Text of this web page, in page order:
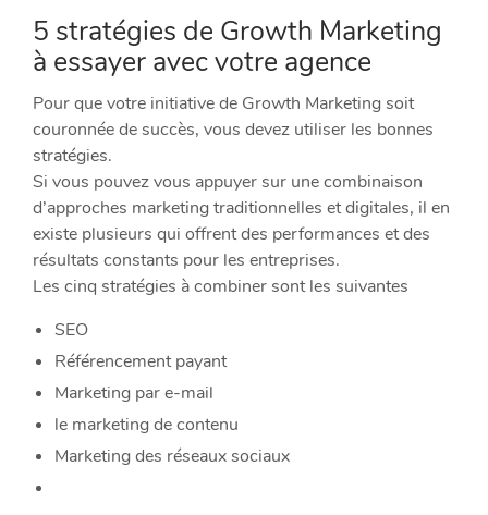
5 stratégies de Growth Marketing
à essayer avec votre agence
Pour que votre initiative de Growth Marketing soit
couronnée de succès, vous devez utiliser les bonnes
stratégies.
Si vous pouvez vous appuyer sur une combinaison
d’approches marketing traditionnelles et digitales, il en
existe plusieurs qui offrent des performances et des
résultats constants pour les entreprises.
​Les cinq stratégies à combiner sont les suivantes
SEO
Référencement payant
Marketing par e-mail
le marketing de contenu
Marketing des réseaux sociaux